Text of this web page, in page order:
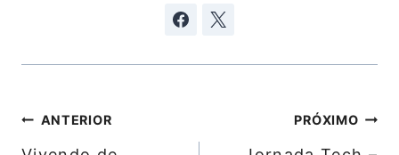
Navegação
de
ANTERIOR PRÓXIMO